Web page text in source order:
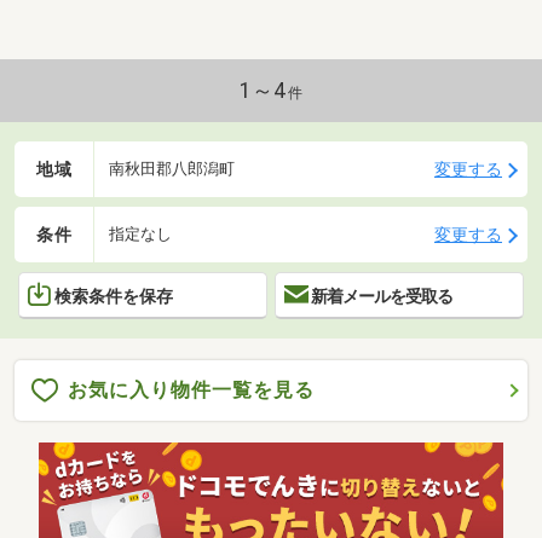
1～4件
地域 南秋田郡八郎潟町 変更する
条件 指定なし 変更する
検索条件を保存 新着メールを受取る
お気に入り物件一覧を見る